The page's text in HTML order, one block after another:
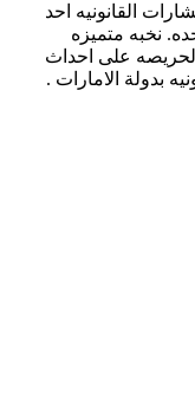
القانونيه احد
نخبه متميزه
على احداث
بدولة الامارات .